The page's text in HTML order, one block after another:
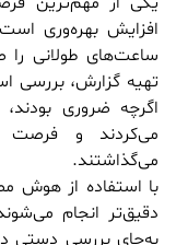
افزایش بهره‌وری
تهیه گزارش، بررسی
اگرچه ضروری
می‌کردند و فرصت
می‌گذاشتند.
با استفاده از هوش
دقیق‌تر انجام
به‌جای بررسی دستی